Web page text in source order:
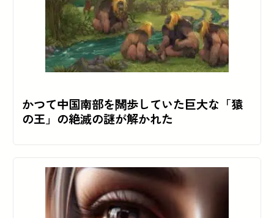
かつて中国南部を闊歩していた巨大な「猿
の王」の絶滅の謎が解かれた